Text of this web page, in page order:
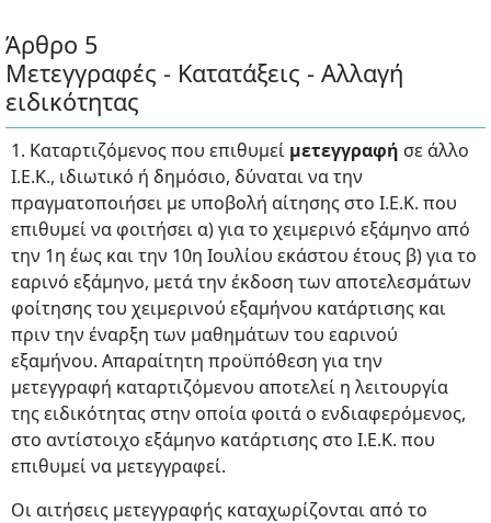
Άρθρο 5
Μετεγγραφές - Κατατάξεις - Αλλαγή
ειδικότητας
1. Καταρτιζόμενος που επιθυμεί μετεγγραφή σε άλλο
Ι.Ε.Κ., ιδιωτικό ή δημόσιο, δύναται να την
πραγματοποιήσει με υποβολή αίτησης στο Ι.Ε.Κ. που
επιθυμεί να φοιτήσει α) για το χειμερινό εξάμηνο από
την 1η έως και την 10η Ιουλίου εκάστου έτους β) για το
εαρινό εξάμηνο, μετά την έκδοση των αποτελεσμάτων
φοίτησης του χειμερινού εξαμήνου κατάρτισης και
πριν την έναρξη των μαθημάτων του εαρινού
εξαμήνου. Απαραίτητη προϋπόθεση για την
μετεγγραφή καταρτιζόμενου αποτελεί η λειτουργία
της ειδικότητας στην οποία φοιτά ο ενδιαφερόμενος,
στο αντίστοιχο εξάμηνο κατάρτισης στο Ι.Ε.Κ. που
επιθυμεί να μετεγγραφεί.
Οι αιτήσεις μετεγγραφής καταχωρίζονται από το